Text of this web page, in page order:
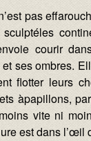
pas
courir
ses ombres.
flotter leurs
àpapillons,
vite ni
est dans l’œil